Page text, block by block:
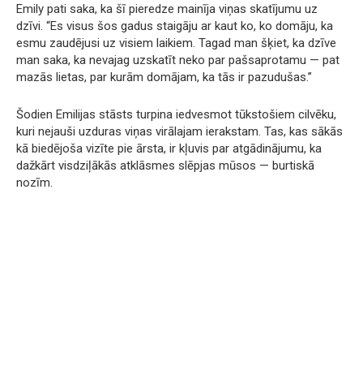
Emily pati saka, ka šī pieredze mainīja viņas skatījumu uz
dzīvi. “Es visus šos gadus staigāju ar kaut ko, ko domāju, ka
esmu zaudējusi uz visiem laikiem. Tagad man šķiet, ka dzīve
man saka, ka nevajag uzskatīt neko par pašsaprotamu — pat
mazās lietas, par kurām domājam, ka tās ir pazudušas.”
Šodien Emilijas stāsts turpina iedvesmot tūkstošiem cilvēku,
kuri nejauši uzduras viņas virālajam ierakstam. Tas, kas sākās
kā biedējoša vizīte pie ārsta, ir kļuvis par atgādinājumu, ka
dažkārt visdziļākās atklāsmes slēpjas mūsos — burtiskā
nozīm.